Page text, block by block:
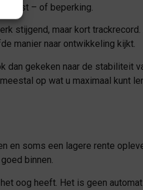
winst – of beperking.
stijgend, maar kort
manier naar ontwikkeling kijkt.
dan gekeken naar de stabiliteit
op wat u maximaal kunt
en soms een lagere rente
binnen.
oog heeft. Het is geen